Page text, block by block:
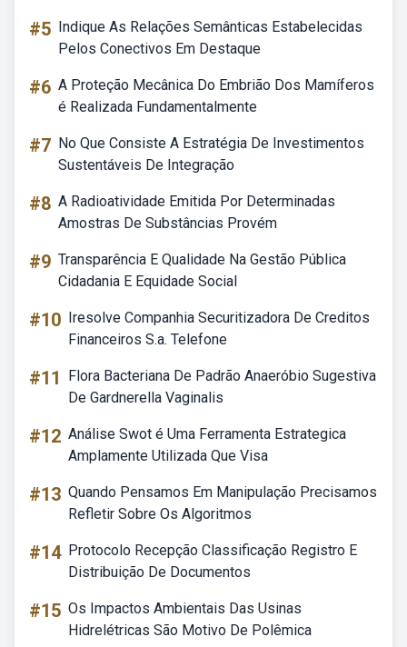
#5 Indique As Relações Semânticas Estabelecidas
Pelos Conectivos Em Destaque
#6 A Proteção Mecânica Do Embrião Dos Mamíferos
é Realizada Fundamentalmente
#7 No Que Consiste A Estratégia De Investimentos
Sustentáveis De Integração
#8 A Radioatividade Emitida Por Determinadas
Amostras De Substâncias Provém
#9 Transparência E Qualidade Na Gestão Pública
Cidadania E Equidade Social
#10 Iresolve Companhia Securitizadora De Creditos
Financeiros S.a. Telefone
#11
Flora Bacteriana De Padrão Anaeróbio Sugestiva
De Gardnerella Vaginalis
#12 Análise Swot é Uma Ferramenta Estrategica
Amplamente Utilizada Que Visa
#13 Quando Pensamos Em Manipulação Precisamos
Refletir Sobre Os Algoritmos
#14 Protocolo Recepção Classificação Registro E
Distribuição De Documentos
#15 Os Impactos Ambientais Das Usinas
Hidrelétricas São Motivo De Polêmica